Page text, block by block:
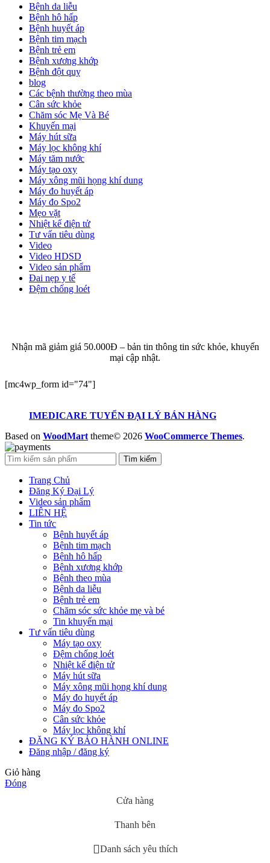
Bệnh da liễu
Bệnh hô hấp
Bệnh huyết áp
Bệnh tim mạch
Bệnh trẻ em
Bệnh xương khớp
Bệnh đột quỵ
blog
Các bệnh thường theo mùa
Cân sức khỏe
Chăm sóc Mẹ Và Bé
Khuyến mại
Máy hút sữa
Máy lọc không khí
Máy tăm nước
Máy tạo oxy
Máy xông mũi họng khí dung
Máy đo huyết áp
Máy đo Spo2
Mẹo vặt
Nhiệt kế điện tử
Tư vấn tiêu dùng
Video
Video HDSD
Video sản phẩm
Đai nẹp y tế
Đệm chống loét
Nhận mã giảm giá 50.000Đ – bản tin thông tin sức khỏe, khuyến
mại cập nhật.
[mc4wp_form id="74"]
IMEDICARE TUYỂN ĐẠI LÝ BÁN HÀNG
Based on WoodMart theme© 2026 WooCommerce Themes.
Tìm kiếm
Trang Chủ
Đăng Ký Đại Lý
Video sản phẩm
LIÊN HỆ
Tin tức
Bệnh huyết áp
Bệnh tim mạch
Bệnh hô hấp
Bệnh xương khớp
Bệnh theo mùa
Bệnh da liễu
Bệnh trẻ em
Chăm sóc sức khỏe mẹ và bé
Tin khuyến mại
Tư vấn tiêu dùng
Máy tạo oxy
Đệm chống loét
Nhiệt kế điện tử
Máy hút sữa
Máy xông mũi họng khí dung
Máy đo huyết áp
Máy đo Spo2
Cân sức khỏe
Máy lọc không khí
ĐĂNG KÝ BẢO HÀNH ONLINE
Đăng nhập / đăng ký
Giỏ hàng
Đóng
Cửa hàng
Thanh bên
Danh sách yêu thích